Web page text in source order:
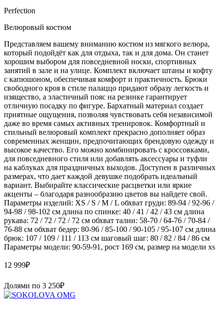
Perfection
Велюровый костюм
Представляем вашему вниманию костюм из мягкого велюра,
который подойдёт как для отдыха, так и для дома. Он станет
хорошим выбором для повседневной носки, спортивных
занятий в зале и на улице. Комплект включает штаны и кофту
с капюшоном, обеспечивая комфорт и практичность. Брюки
свободного кроя в стиле палаццо придают образу легкость и
изящество, а эластичный пояс на резинке гарантирует
отличную посадку по фигуре. Бархатный материал создает
приятные ощущения, позволяя чувствовать себя независимой
даже во время самых активных тренировок. Комфортный и
стильный велюровый комплект прекрасно дополняет образ
современных женщин, предпочитающих брендовую одежду и
высокое качество. Его можно комбинировать с кроссовками,
для повседневного стиля или добавлять аксессуары и туфли
на каблуках для праздничных выходов. Доступен в различных
размерах, что дает каждой девушке подобрать идеальный
вариант. Выбирайте классические расцветки или яркие
акценты – благодаря разнообразию цветов вы найдете свой.
Параметры изделий: XS / S / M / L обхват груди: 89-94 / 92-96 /
94-98 / 98-102 см длина по спинке: 40 / 41 / 42 / 43 см длина
рукава: 72 / 72 / 72 / 72 см обхват талии: 58-70 / 64-76 / 70-84 /
76-88 см обхват бедер: 80-96 / 85-100 / 90-105 / 95-107 см длина
брюк: 107 / 109 / 111 / 113 см шаговый шаг: 80 / 82 / 84 / 86 см
Параметры модели: 90-59-91, рост 169 см, размер на модели xs
12 999₽
Долями по 3 250₽